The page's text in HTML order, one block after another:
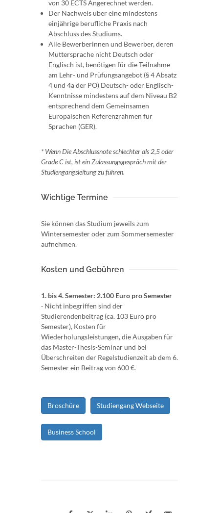
von 30 ECTS Angerechnet werden.
Der Nachweis über eine mindestens
einjährige berufliche Praxis nach
Abschluss des Studiums.
Alle Bewerberinnen und Bewerber, deren
Muttersprache nicht Deutsch oder
Englisch ist, benötigen für die Teilnahme
am Lehr- und Prüfungsangebot (§ 4 Absatz
4 und 4a der PO) Deutsch- oder Englisch-
Kenntnisse mindestens auf dem Niveau B2
entsprechend dem Gemeinsamen
Europäischen Referenzrahmen für
Sprachen (GER).
* Wenn Die Abschlussnote schlechter als 2,5 oder
Grade C ist, ist ein Zulassungsgespräch mit der
Studiengangsleitung zu führen.
Wichtige Termine
Sie können das Studium jeweils zum
Wintersemester oder zum Sommersemester
aufnehmen.
Kosten und Gebühren
1. bis 4. Semester: 2.100 Euro pro Semester
· Nicht inbegriffen sind der
Studierendenbeitrag (ca. 103 Euro pro
Semester), Kosten für
Wiederholungsleistungen, die Ausgaben für
das Master-Thesis-Seminar und bei
Überschreiten der Regelstudienzeit ab dem 6.
Semester ein Beitrag von 600 €.
Broschüre Studiengang Webseite
Business School